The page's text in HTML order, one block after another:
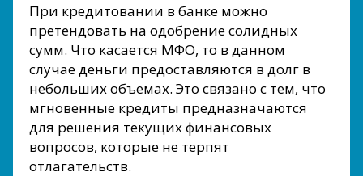
При кредитовании в банке можно
претендовать на одобрение солидных
сумм. Что касается МФО, то в данном
случае деньги предоставляются в долг в
небольших объемах. Это связано с тем, что
мгновенные кредиты предназначаются
для решения текущих финансовых
вопросов, которые не терпят
отлагательств.